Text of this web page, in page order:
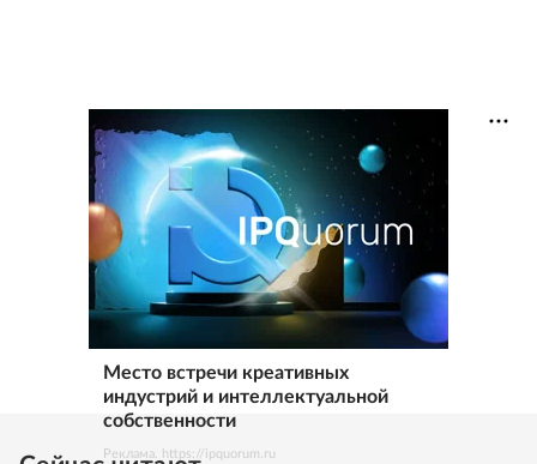
Место встречи креативных
индустрий и интеллектуальной
собственности
Реклама. https://ipquorum.ru